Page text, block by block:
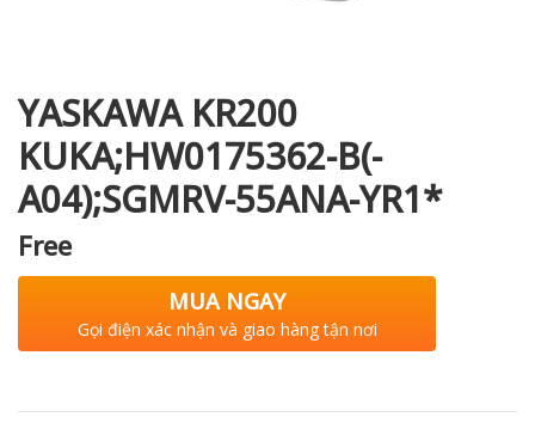
YASKAWA KR200
KUKA;HW0175362-B(-
A04);SGMRV-55ANA-YR1*
Free
MUA NGAY
Gọi điện xác nhận và giao hàng tận nơi